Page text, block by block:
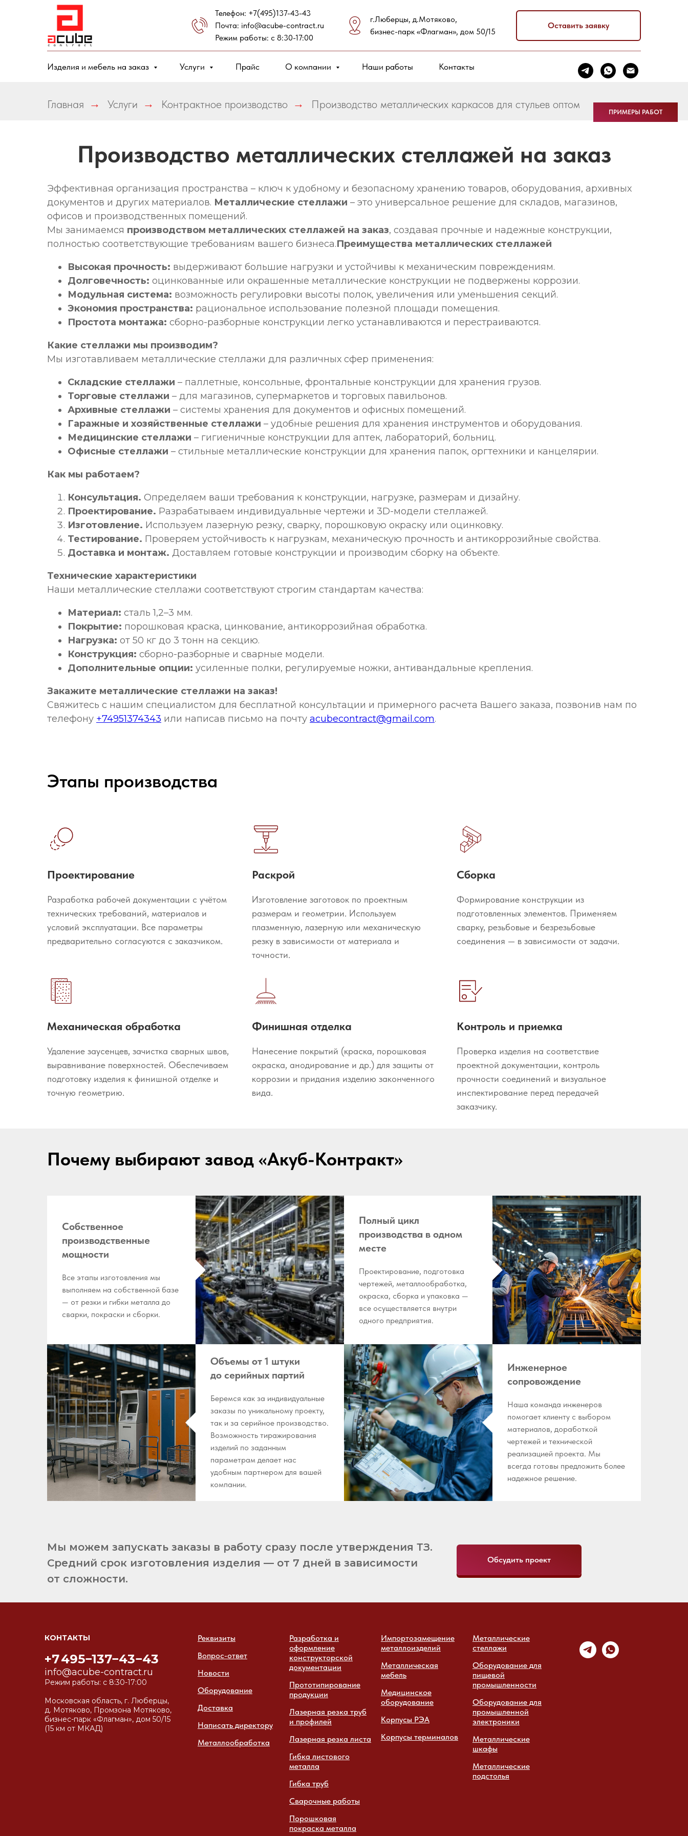
Телефон: +7(495)137-43-43
Почта: info@acube-contract.ru
Режим работы: с 8:30-17:00
г.Люберцы, д.Мотяково,
бизнес-парк «Флагман», дом 50/15
Оставить заявку
Изделия и мебель на заказ Услуги Прайс О компании Наши работы Контакты
Главная → Услуги → Контрактное производство → Производство металлических каркасов для стульев оптом
Производство металлических стеллажей на заказ
Эффективная организация пространства – ключ к удобному и безопасному хранению товаров, оборудования, архивных
документов и других материалов. Металлические стеллажи – это универсальное решение для складов, магазинов,
офисов и производственных помещений.
Мы занимаемся производством металлических стеллажей на заказ, создавая прочные и надежные конструкции,
полностью соответствующие требованиям вашего бизнеса.Преимущества металлических стеллажей
Высокая прочность: выдерживают большие нагрузки и устойчивы к механическим повреждениям.
Долговечность: оцинкованные или окрашенные металлические конструкции не подвержены коррозии.
Модульная система: возможность регулировки высоты полок, увеличения или уменьшения секций.
Экономия пространства: рациональное использование полезной площади помещения.
Простота монтажа: сборно-разборные конструкции легко устанавливаются и перестраиваются.
Какие стеллажи мы производим?
Мы изготавливаем металлические стеллажи для различных сфер применения:
Складские стеллажи – паллетные, консольные, фронтальные конструкции для хранения грузов.
Торговые стеллажи – для магазинов, супермаркетов и торговых павильонов.
Архивные стеллажи – системы хранения для документов и офисных помещений.
Гаражные и хозяйственные стеллажи – удобные решения для хранения инструментов и оборудования.
Медицинские стеллажи – гигиеничные конструкции для аптек, лабораторий, больниц.
Офисные стеллажи – стильные металлические конструкции для хранения папок, оргтехники и канцелярии.
Как мы работаем?
Консультация. Определяем ваши требования к конструкции, нагрузке, размерам и дизайну.
Проектирование. Разрабатываем индивидуальные чертежи и 3D-модели стеллажей.
Изготовление. Используем лазерную резку, сварку, порошковую окраску или оцинковку.
Тестирование. Проверяем устойчивость к нагрузкам, механическую прочность и антикоррозийные свойства.
Доставка и монтаж. Доставляем готовые конструкции и производим сборку на объекте.
Технические характеристики
Наши металлические стеллажи соответствуют строгим стандартам качества:
Материал: сталь 1,2–3 мм.
Покрытие: порошковая краска, цинкование, антикоррозийная обработка.
Нагрузка: от 50 кг до 3 тонн на секцию.
Конструкция: сборно-разборные и сварные модели.
Дополнительные опции: усиленные полки, регулируемые ножки, антивандальные крепления.
Закажите металлические стеллажи на заказ!
Свяжитесь с нашим специалистом для бесплатной консультации и примерного расчета Вашего заказа, позвонив нам по
телефону +74951374343 или написав письмо на почту acubecontract@gmail.com.
Этапы производства
Проектирование
Разработка рабочей документации с учётом
технических требований, материалов и
условий эксплуатации. Все параметры
предварительно согласуются с заказчиком.
Раскрой
Изготовление заготовок по проектным
размерам и геометрии. Используем
плазменную, лазерную или механическую
резку в зависимости от материала и
точности.
Сборка
Формирование конструкции из
подготовленных элементов. Применяем
сварку, резьбовые и безрезьбовые
соединения — в зависимости от задачи.
Механическая обработка
Удаление заусенцев, зачистка сварных швов,
выравнивание поверхностей. Обеспечиваем
подготовку изделия к финишной отделке и
точную геометрию.
Финишная отделка
Нанесение покрытий (краска, порошковая
окраска, анодирование и др.) для защиты от
коррозии и придания изделию законченного
вида.
Контроль и приемка
Проверка изделия на соответствие
проектной документации, контроль
прочности соединений и визуальное
инспектирование перед передачей
заказчику.
Почему выбирают завод «Акуб-Контракт»
Собственное
производственные
мощности
Все этапы изготовления мы
выполняем на собственной базе
— от резки и гибки металла до
сварки, покраски и сборки.
Полный цикл
производства в одном
месте
Проектирование, подготовка
чертежей, металлообработка,
окраска, сборка и упаковка —
все осуществляется внутри
одного предприятия.
Объемы от 1 штуки
до серийных партий
Беремся как за индивидуальные
заказы по уникальному проекту,
так и за серийное производство.
Возможность тиражирования
изделий по заданным
параметрам делает нас
удобным партнером для вашей
компании.
Инженерное
сопровождение
Наша команда инженеров
помогает клиенту с выбором
материалов, доработкой
чертежей и технической
реализацией проекта. Мы
всегда готовы предложить более
надежное решение.
Мы можем запускать заказы в работу сразу после утверждения ТЗ.
Средний срок изготовления изделия — от 7 дней в зависимости
от сложности.
Обсудить проект
ПРИМЕРЫ РАБОТ
КОНТАКТЫ
+7 495−137−43−43
info@acube-contract.ru
Режим работы: с 8:30-17:00
Московская область, г. Люберцы,
д. Мотяково, Промзона Мотяково,
бизнес-парк «Флагман», дом 50/15
(15 км от МКАД)
Реквизиты
Вопрос-ответ
Новости
Оборудование
Доставка
Написать директору
Металлообработка
Разработка и
оформление
конструкторской
документации
Прототипирование
продукции
Лазерная резка труб
и профилей
Лазерная резка листа
Гибка листового
металла
Гибка труб
Сварочные работы
Порошковая
покраска металла
Импортозамещение
металлоизделий
Металлическая
мебель
Медицинское
оборудование
Корпусы РЭА
Корпусы терминалов
Металлические
стеллажи
Оборудование для
пищевой
промышленности
Оборудование для
промышленной
электроники
Металлические
шкафы
Металлические
подстолья